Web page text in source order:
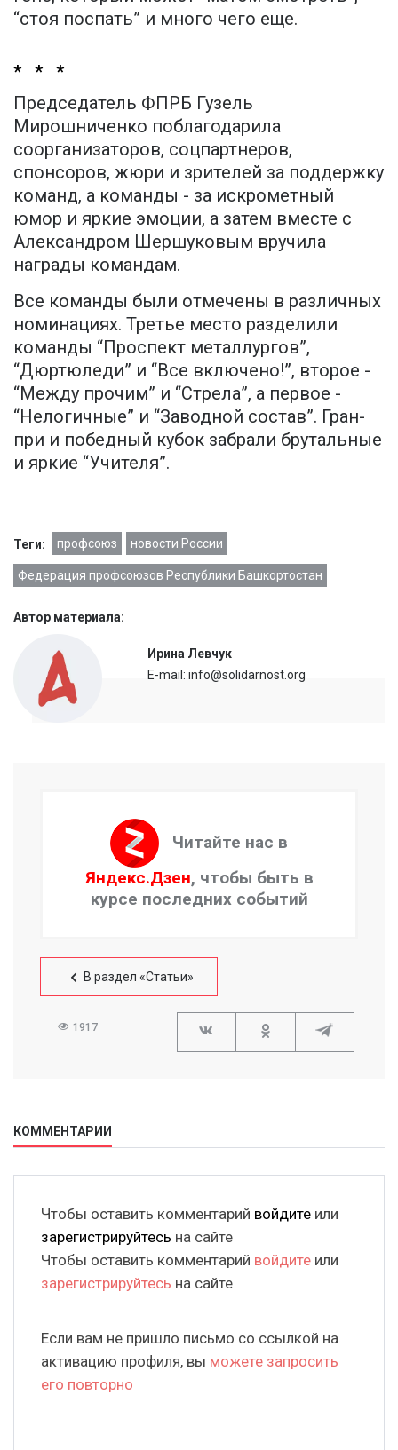
“стоя поспать” и много чего еще.
* * *
Председатель ФПРБ Гузель
Мирошниченко поблагодарила
соорганизаторов, соцпартнеров,
спонсоров, жюри и зрителей за поддержку
команд, а команды - за искрометный
юмор и яркие эмоции, а затем вместе с
Александром Шершуковым вручила
награды командам.
Все команды были отмечены в различных
номинациях. Третье место разделили
команды “Проспект металлургов”,
“Дюртюледи” и “Все включено!”, второе -
“Между прочим” и “Стрела”, а первое -
“Нелогичные” и “Заводной состав”. Гран-
при и победный кубок забрали брутальные
и яркие “Учителя”.
Теги: профсоюз новости России
Федерация профсоюзов Республики Башкортостан
Автор материала:
Ирина Левчук
E-mail: info@solidarnost.org
Читайте нас в
Яндекс.Дзен, чтобы быть в
курсе последних событий
В раздел «Статьи»
1917
КОММЕНТАРИИ
Чтобы оставить комментарий войдите или
зарегистрируйтесь на сайте
Чтобы оставить комментарий войдите или
зарегистрируйтесь на сайте
Если вам не пришло письмо со ссылкой на
активацию профиля, вы можете запросить
его повторно